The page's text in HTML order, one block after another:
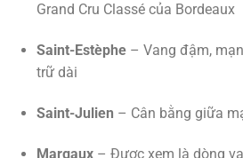
Grand Cru Classé của Bordeaux
Saint-Estèphe– Vang đậm,
trữ dài
Saint-Julien – Cân bằng giữa
Margaux– Được xem là dòng